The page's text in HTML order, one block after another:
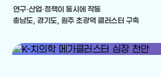
연구·산업·정책이 동시에 작동
충남도, 경기도, 원주 초광역 클러스터 구축